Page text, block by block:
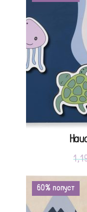
60% попуст